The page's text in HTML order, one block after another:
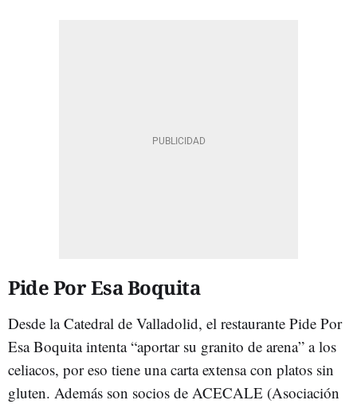
Pide Por Esa Boquita
Desde la Catedral de Valladolid, el restaurante Pide Por
Esa Boquita intenta “aportar su granito de arena” a los
celiacos, por eso tiene una carta extensa con platos sin
gluten. Además son socios de ACECALE (Asociación